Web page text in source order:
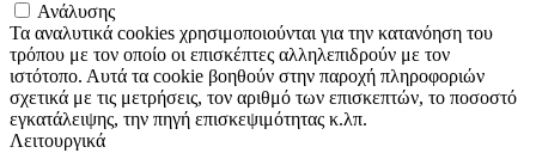
Ανάλυσης
Τα αναλυτικά cookies χρησιμοποιούνται για την κατανόηση του
τρόπου με τον οποίο οι επισκέπτες αλληλεπιδρούν με τον
ιστότοπο. Αυτά τα cookie βοηθούν στην παροχή πληροφοριών
σχετικά με τις μετρήσεις, τον αριθμό των επισκεπτών, το ποσοστό
εγκατάλειψης, την πηγή επισκεψιμότητας κ.λπ.
Λειτουργικά